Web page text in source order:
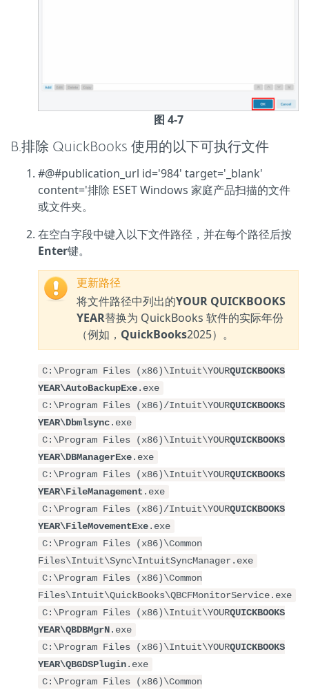
图 4-7
B.排除 QuickBooks 使用的以下可执行文件
#@#publication_url id='984' target='_blank'
content='排除 ESET Windows 家庭产品扫描的文件
或文件夹。
在空白字段中键入以下文件路径，并在每个路径后按
Enter键。
更新路径
将文件路径中列出的YOUR QUICKBOOKS
YEAR替换为 QuickBooks 软件的实际年份
（例如， QuickBooks2025）。
C:\Program Files (x86)\Intuit\YOURQUICKBOOKS
YEAR\AutoBackupExe.exe
C:\Program Files (x86)/Intuit\YOURQUICKBOOKS
YEAR\Dbmlsync.exe
C:\Program Files (x86)\Intuit\YOURQUICKBOOKS
YEAR\DBManagerExe.exe
C:\Program Files (x86)\Intuit\YOURQUICKBOOKS
YEAR\FileManagement .exe
C:\Program Files (x86)/Intuit\YOURQUICKBOOKS
YEAR\FileMovementExe.exe
C:\Program Files (x86)\Common
Files\Intuit\Sync\IntuitSyncManager.exe
C:\Program Files (x86)\Common
Files\Intuit\QuickBooks\QBCFMonitorService.exe
C:\Program Files (x86)\Intuit\YOURQUICKBOOKS
YEAR\QBDBMgrN.exe
C:\Program Files (x86)\Intuit\YOURQUICKBOOKS
YEAR\QBGDSPlugin.exe
C:\Program Files (x86)\Common